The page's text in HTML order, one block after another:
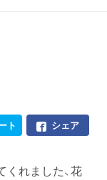
シェア
ト
くれました、花